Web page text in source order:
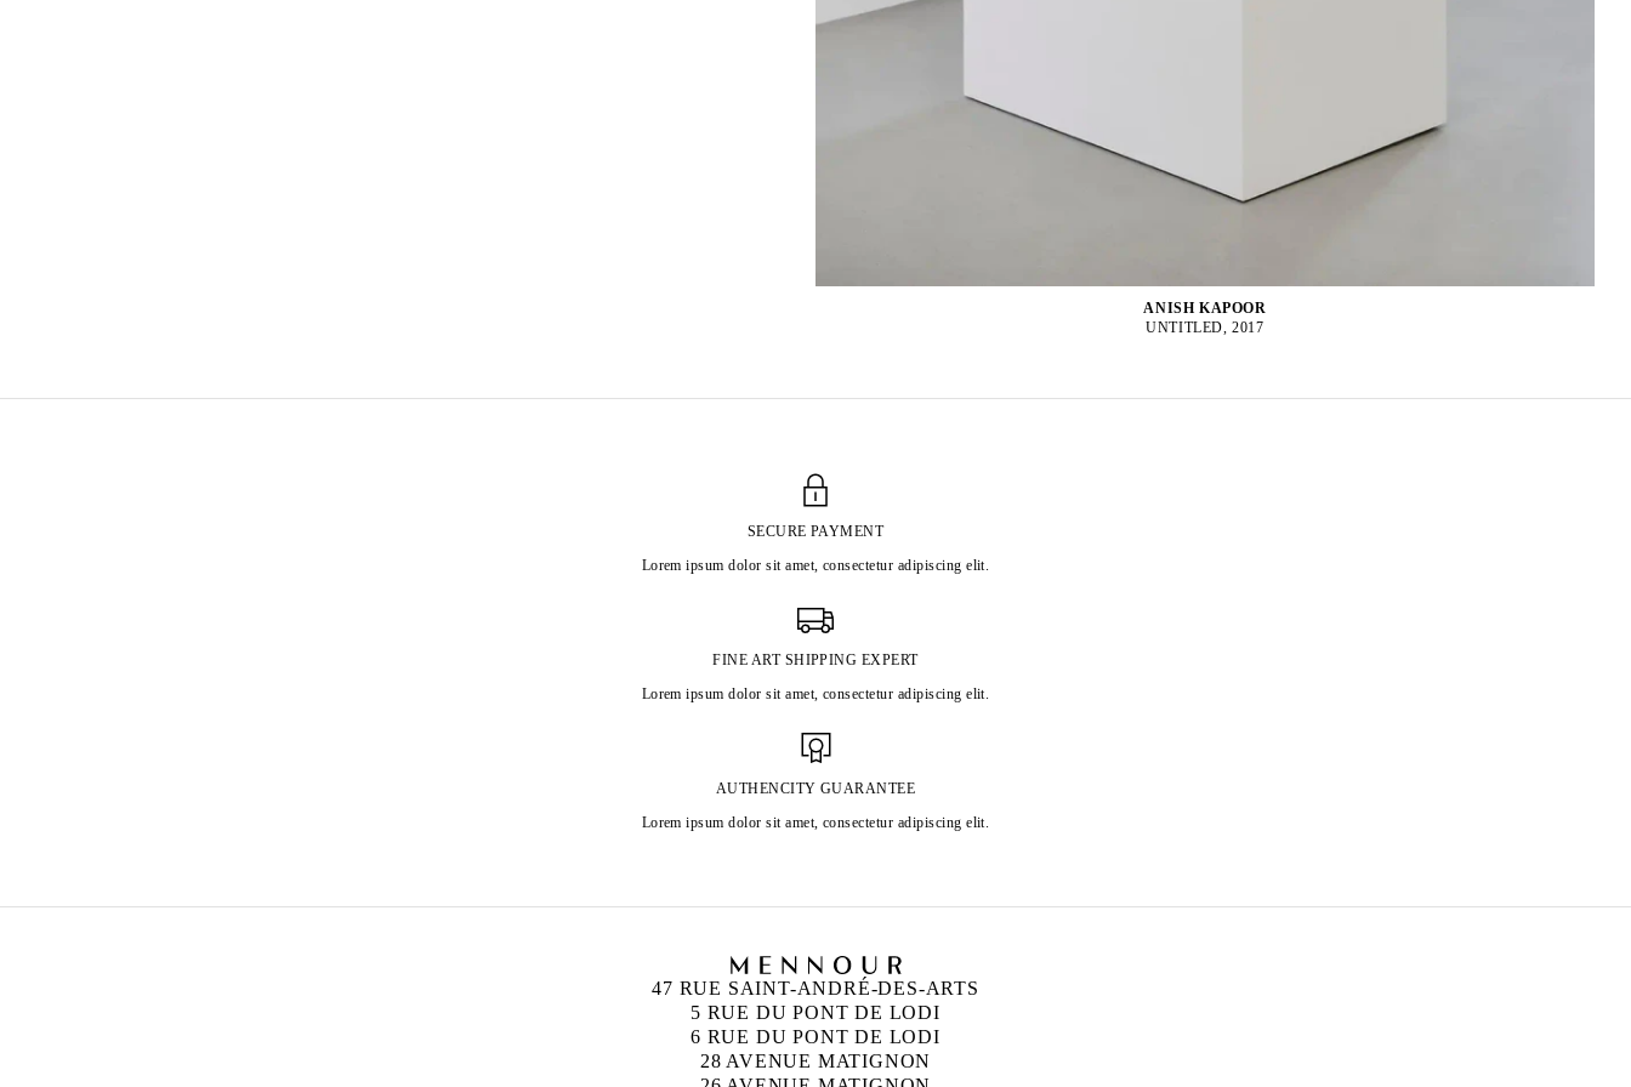
ANISH KAPOOR
UNTITLED, 2017
SECURE PAYMENT
Lorem ipsum dolor sit amet, consectetur adipiscing elit.
FINE ART SHIPPING EXPERT
Lorem ipsum dolor sit amet, consectetur adipiscing elit.
AUTHENCITY GUARANTEE
Lorem ipsum dolor sit amet, consectetur adipiscing elit.
47 RUE SAINT-ANDRÉ-DES-ARTS
5 RUE DU PONT DE LODI
6 RUE DU PONT DE LODI
28 AVENUE MATIGNON